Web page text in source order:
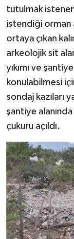
tutulmak
istendiği orman
ortaya çıkan
arkeolojik sit
yıkımı ve
konulabilmesi
sondaj kazıları
şantiye
çukuru açıldı.